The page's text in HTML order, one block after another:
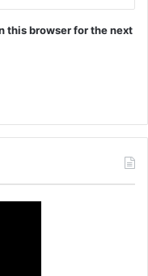
this browser for the next